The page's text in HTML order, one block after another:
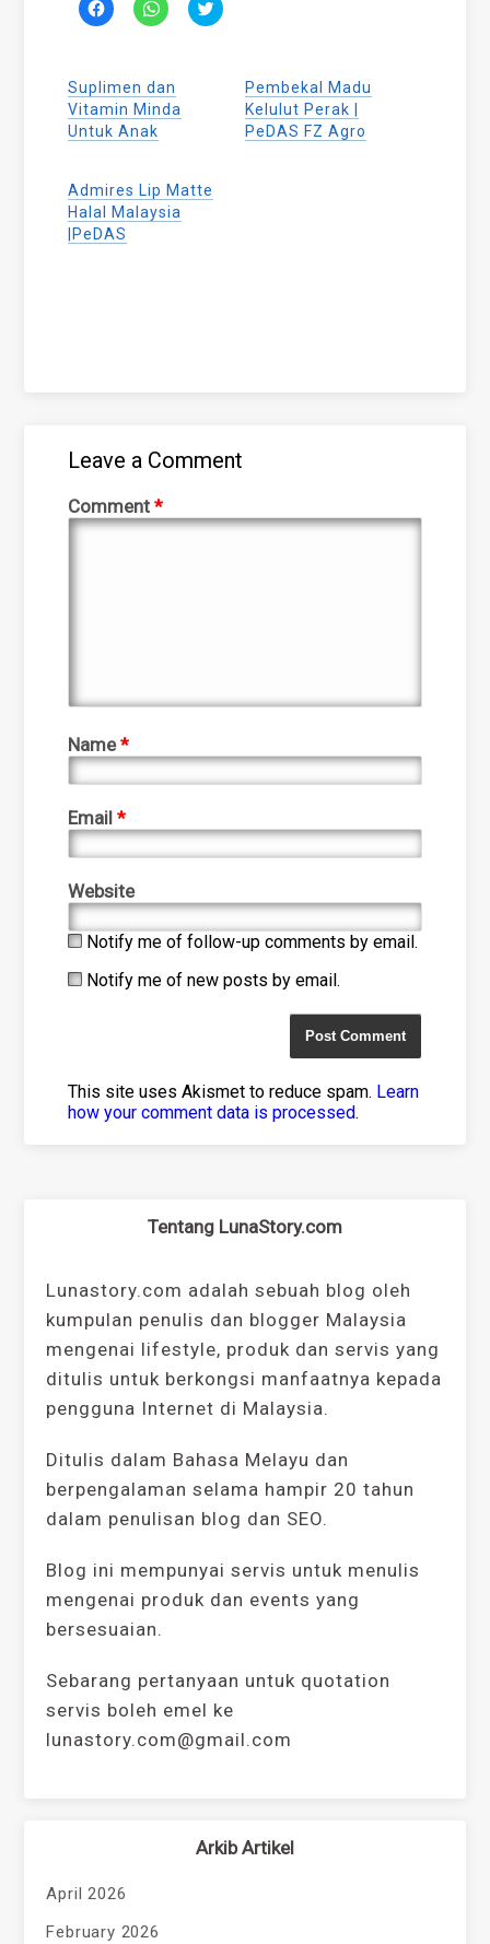
Click
to
(Opens
in
new
window)
Click
to
in
new
window)
Click
to
(Opens
window)
Suplimen dan
Vitamin Minda
Untuk Anak
Pembekal Madu
Kelulut Perak |
PeDAS FZ Agro
Admires Lip Matte
Halal Malaysia
|PeDAS
Leave a Comment
Comment*
Name*
Email*
Website
Notify me of follow-up comments by email.
Notify me of new posts by email.
This site uses Akismet to reduce spam. Learn
how your comment data is processed.
Tentang LunaStory.com
Lunastory.com adalah sebuah blog oleh
kumpulan penulis dan blogger Malaysia
mengenai lifestyle, produk dan servis yang
ditulis untuk berkongsi manfaatnya kepada
pengguna Internet di Malaysia.
Ditulis dalam Bahasa Melayu dan
berpengalaman selama hampir 20 tahun
dalam penulisan blog dan SEO.
Blog ini mempunyai servis untuk menulis
mengenai produk dan events yang
bersesuaian.
Sebarang pertanyaan untuk quotation
servis boleh emel ke
lunastory.com@gmail.com
Arkib Artikel
April 2026
February 2026